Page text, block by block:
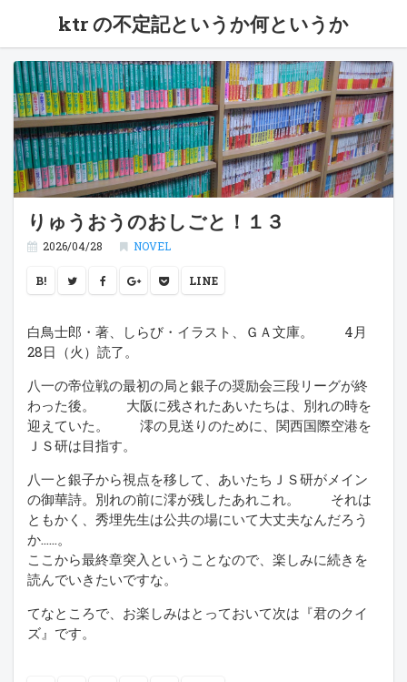
ktr の不定記というか何というか
りゅうおうのおしごと！１３
2026/04/28 NOVEL
B! LINE
白鳥士郎・著、しらび・イラスト、ＧＡ文庫。 4月
28日（火）読了。
八一の帝位戦の最初の局と銀子の奨励会三段リーグが終
わった後。 大阪に残されたあいたちは、別れの時を
迎えていた。 澪の見送りのために、関西国際空港を
ＪＳ研は目指す。
八一と銀子から視点を移して、あいたちＪＳ研がメイン
の御華詩。別れの前に澪が残したあれこれ。 それは
ともかく、秀埋先生は公共の場にいて大丈夫なんだろう
か……。
ここから最終章突入ということなので、楽しみに続きを
読んでいきたいですな。
てなところで、お楽しみはとっておいて次は『君のクイ
ズ』です。